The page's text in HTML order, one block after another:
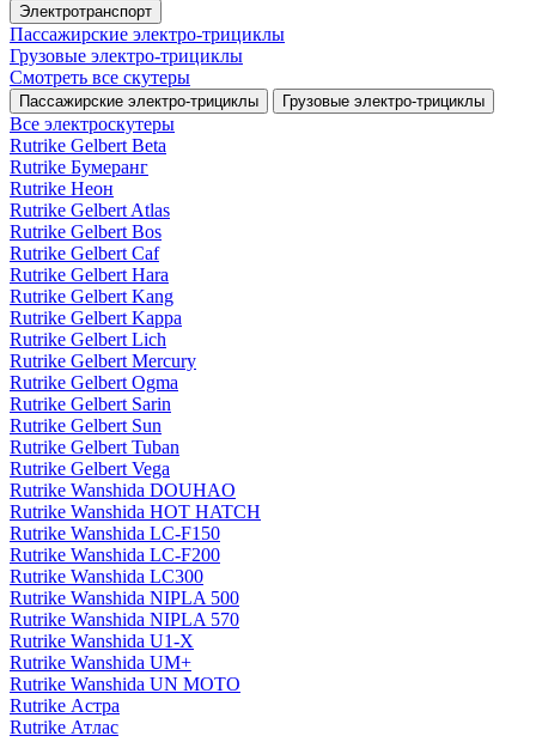
Электротранспорт
Пассажирские электро‑трициклы
Грузовые электро‑трициклы
Смотреть все скутеры
Пассажирские электро‑трициклы Грузовые электро‑трициклы
Все электро­скутеры
Rutrike Gelbert Beta
Rutrike Бумеранг
Rutrike Неон
Rutrike Gelbert Atlas
Rutrike Gelbert Bos
Rutrike Gelbert Caf
Rutrike Gelbert Hara
Rutrike Gelbert Kang
Rutrike Gelbert Kappa
Rutrike Gelbert Lich
Rutrike Gelbert Mercury
Rutrike Gelbert Ogma
Rutrike Gelbert Sarin
Rutrike Gelbert Sun
Rutrike Gelbert Tuban
Rutrike Gelbert Vega
Rutrike Wanshida DOUHAO
Rutrike Wanshida HOT HATCH
Rutrike Wanshida LC-F150
Rutrike Wanshida LC-F200
Rutrike Wanshida LC300
Rutrike Wanshida NIPLA 500
Rutrike Wanshida NIPLA 570
Rutrike Wanshida U1-X
Rutrike Wanshida UM+
Rutrike Wanshida UN MOTO
Rutrike Астра
Rutrike Атлас